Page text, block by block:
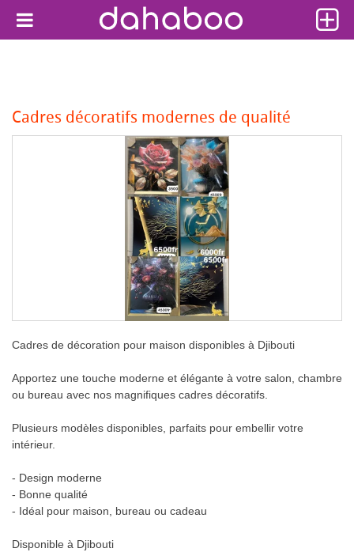
Cadres décoratifs modernes de qualité
Cadres de décoration pour maison disponibles à Djibouti
Apportez une touche moderne et élégante à votre salon, chambre
ou bureau avec nos magnifiques cadres décoratifs.
Plusieurs modèles disponibles, parfaits pour embellir votre
intérieur.
- Design moderne
- Bonne qualité
- Idéal pour maison, bureau ou cadeau
Disponible à Djibouti